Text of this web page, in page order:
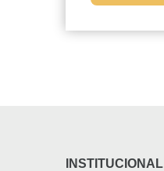
INSTITUCIONAL